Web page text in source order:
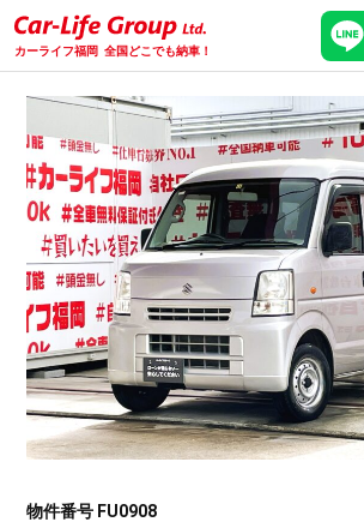
カーライフ福岡 全国どこでも納車！
物件番号 FU0908